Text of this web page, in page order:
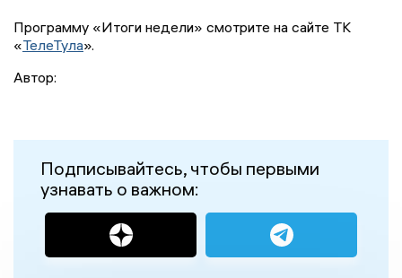
Программу «Итоги недели» смотрите на сайте ТК
«ТелеТула».
Автор:
Подписывайтесь, чтобы первыми
узнавать о важном: